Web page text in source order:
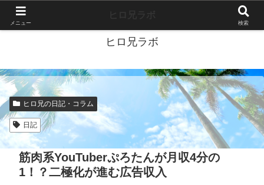
ヒロ兄ラボ
ヒロ兄の日記・コラム
日記
筋肉系YouTuberぷろたんが月収4分の
1！？二極化が進む広告収入
メニュー 検索